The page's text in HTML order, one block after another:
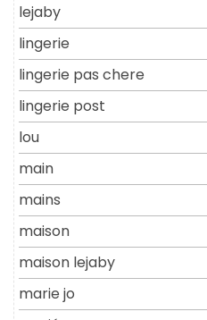
lejaby
lingerie
lingerie pas chere
lingerie post
lou
main
mains
maison
maison lejaby
marie jo